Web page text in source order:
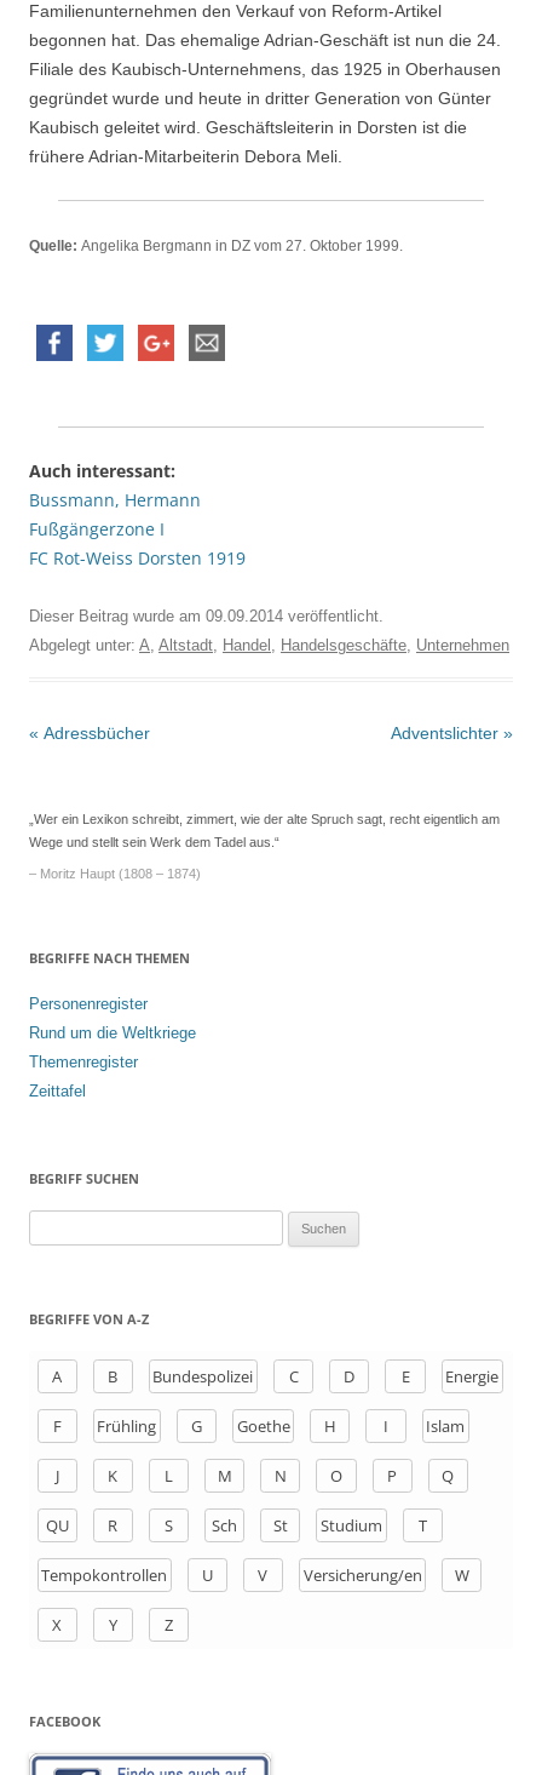
Familienunternehmen den Verkauf von Reform-Artikel
begonnen hat. Das ehemalige Adrian-Geschäft ist nun die 24.
Filiale des Kaubisch-Unternehmens, das 1925 in Oberhausen
gegründet wurde und heute in dritter Generation von Günter
Kaubisch geleitet wird. Geschäftsleiterin in Dorsten ist die
frühere Adrian-Mitarbeiterin Debora Meli.
Quelle: Angelika Bergmann in DZ vom 27. Oktober 1999.
Auch interessant:
Bussmann, Hermann
Fußgängerzone I
FC Rot-Weiss Dorsten 1919
Dieser Beitrag wurde am 09.09.2014 veröffentlicht.
Abgelegt unter: A, Altstadt, Handel , Handelsgeschäfte, Unternehmen
Beitrags-
« Adressbücher Adventslichter »
„Wer ein Lexikon schreibt, zimmert, wie der alte Spruch sagt, recht eigentlich am
Wege und stellt sein Werk dem Tadel aus.“
– Moritz Haupt (1808 – 1874)
BEGRIFFE NACH THEMEN
Personenregister
Rund um die Weltkriege
Themenregister
Zeittafel
BEGRIFF SUCHEN
h
BEGRIFFE VON A-Z
A B Bundespolizei C D E Energie
F Frühling G Goethe H I Islam
J K L M N O P Q
QU R S Sch St Studium T
Tempokontrollen U V Versicherung/en W
X Y Z
FACEBOOK